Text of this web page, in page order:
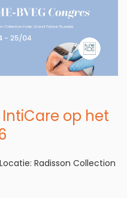
op het
Radisson Collection